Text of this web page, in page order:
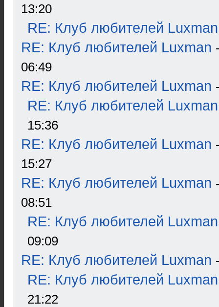
13:20
RE: Клуб любителей Luxman
RE: Клуб любителей Luxman
06:49
RE: Клуб любителей Luxman
RE: Клуб любителей Luxman
15:36
RE: Клуб любителей Luxman
15:27
RE: Клуб любителей Luxman
08:51
RE: Клуб любителей Luxman
09:09
RE: Клуб любителей Luxman
RE: Клуб любителей Luxman
21:22